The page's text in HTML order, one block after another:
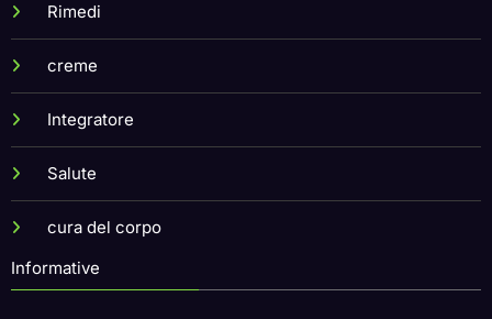
Rimedi
creme
Integratore
Salute
cura del corpo
Informative